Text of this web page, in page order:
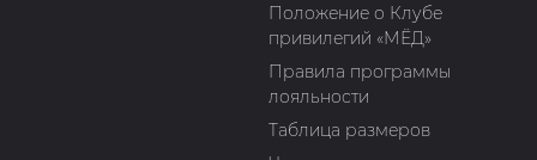
Положение о Клубе
привилегий «МЁД»
Правила программы
лояльности
Таблица размеров